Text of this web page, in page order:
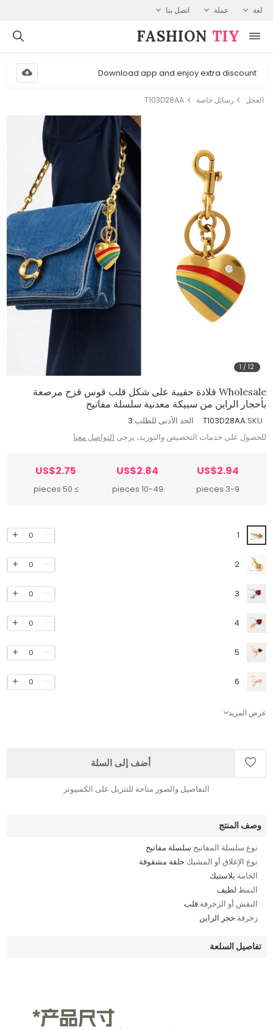
لغة عملة اتصل بنا
FASHION⁠ TIY
Download app and enjoy extra discount
العجل رسائل خاصة T103D28AA
1 /12
Wholesale قلادة حقيبة على شكل قلب قوس قزح مرصعة
بأحجار الراين من سبيكة معدنية سلسلة مفاتيح
SKU:
T103D28AA الحد الأدنى للطلب:3
للحصول على خدمات التخصيص والتوريد، يرجى التواصل معنا
US$2.94
3-9 pieces
US$2.84
10-49 pieces
US$2.75
≥ 50 pieces
1
0
2
0
3
0
4
0
5
0
6
0
عرض المزيد
أضف إلى السلة
التفاصيل والصور متاحة للتنزيل على الكمبيوتر
وصف المنتج
نوع سلسلة المفاتيح:سلسلة مفاتيح
نوع الإغلاق أو المشبك:حلقة مشقوقة
الخامة:بلاستيك
النمط:لطيف
النقش أو الزخرفة:قلب
زخرفة:حجر الراين
تفاصيل السلعة